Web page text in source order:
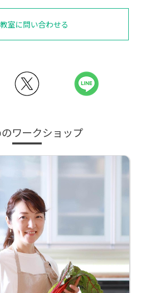
室に問い合わせる
ワークショップ